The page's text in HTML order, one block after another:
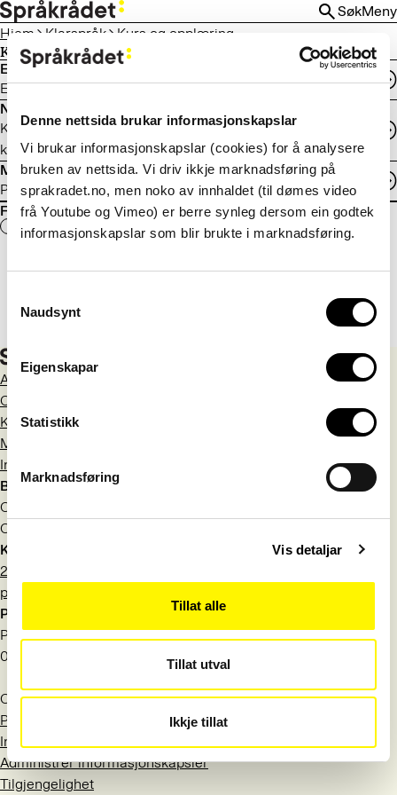
Denne nettsida brukar informasjonskapslar
Vi brukar informasjonskapslar (cookies) for å analysere
bruken av nettsida. Vi driv ikkje marknadsføring på
sprakradet.no, men noko av innhaldet (til dømes video
frå Youtube og Vimeo) er berre synleg dersom ein godtek
informasjonskapslar som blir brukte i marknadsføring.
Selection
Naudsynt
Eigenskapar
Statistikk
Marknadsføring
Vis detaljar
Tillat alle
Tillat utval
Ikkje tillat
HOPP
TIL
HOVEDINNHOLD
SøkMeny
Hjem
Klarspråk
Kurs og opplæring
Kurs og opplæring
E-læringskurs i klarspråk
En innføring i de viktigste klarspråksteknikkene
Nettseminar
KS og Språkrådet arrangerer ei rekkje nettseminar om
klarspråk.
Materiell
Plakatar, hefte og rapportar om klarspråk
Fant du det du lette etter?
Ja
Nei
Aktuelt
Om Språkrådet
Kontakt
Meld deg på nyhetsbrev
Information in English
Besøksadresse
Observatoriegata 1 B
Oslo
Kontakt
22 54 19 50
post@sprakradet.no
Postadresse
Postboks 1573 Vika
0118 Oslo
Org.nr.: 971 527 404
Personvern
Informasjonskapsler
Administrer informasjonskapsler
Tilgjengelighet